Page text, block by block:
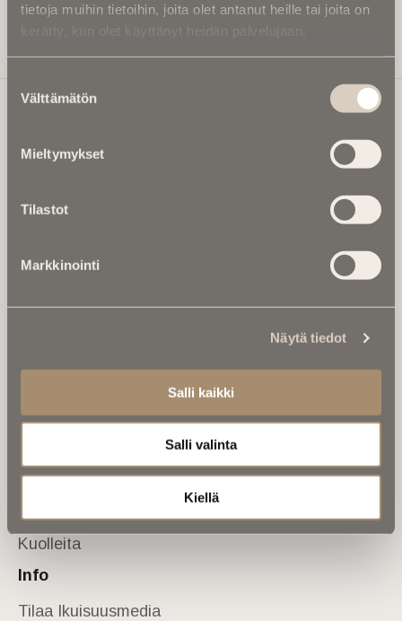
tietoja muihin tietoihin, joita olet antanut heille tai joita on
kerätty, kun olet käyttänyt heidän palvelujaan.
valinta
Välttämätön
Mieltymykset
Tilastot
Markkinointi
Näytä tiedot
Salli kaikki
Salli valinta
Kiellä
Tilaa Uutiskirje
Ikuisuusmedia
valtakunnallinen mediabrändi. Julkaisemme uusimmat
kuolinuutiset ja kuolintiedot.
Anna palautetta
Muistokirjoituksia
Kuolema koskettaa
Asiantuntijoilta
Kuolleita
Info
Tilaa Ikuisuusmedia